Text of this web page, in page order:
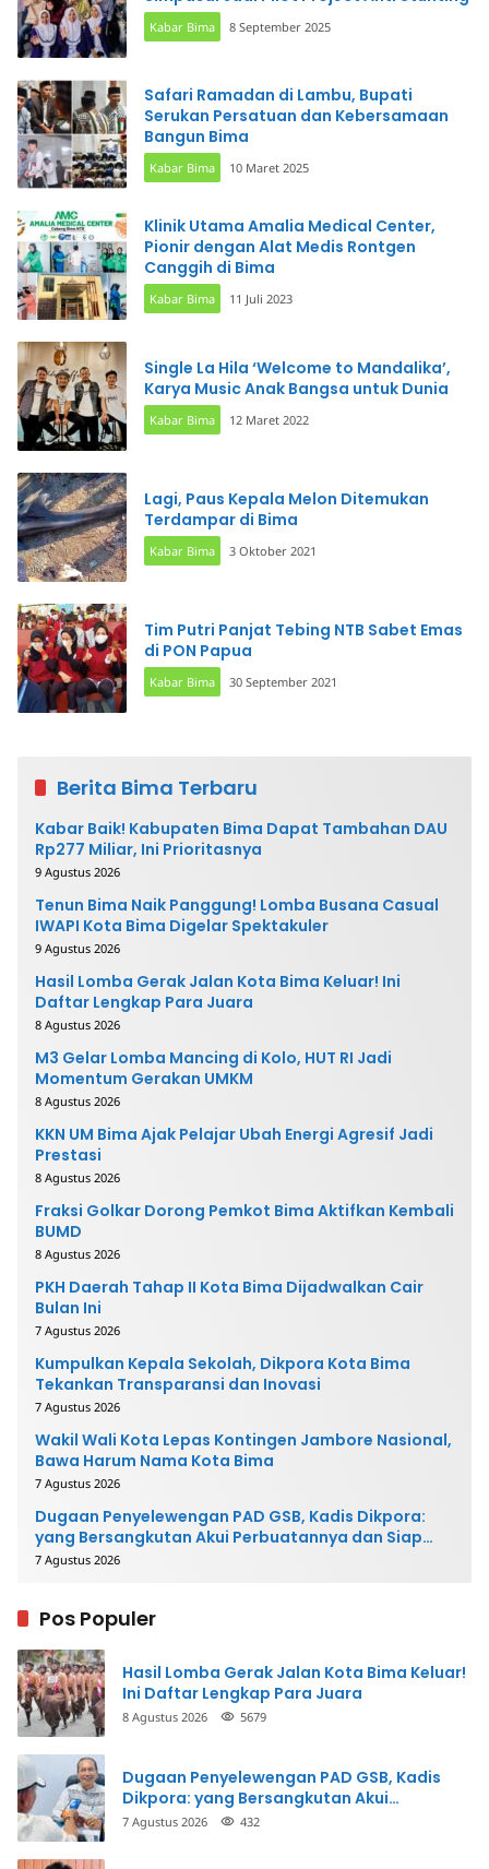
Kabar Bima 8 September 2025
Safari Ramadan di Lambu, Bupati
Serukan Persatuan dan Kebersamaan
Bangun Bima
Kabar Bima 10 Maret 2025
Klinik Utama Amalia Medical Center,
Pionir dengan Alat Medis Rontgen
Canggih di Bima
Kabar Bima 11 Juli 2023
Single La Hila ‘Welcome to Mandalika’,
Karya Music Anak Bangsa untuk Dunia
Kabar Bima 12 Maret 2022
Lagi, Paus Kepala Melon Ditemukan
Terdampar di Bima
Kabar Bima 3 Oktober 2021
Tim Putri Panjat Tebing NTB Sabet Emas
di PON Papua
Kabar Bima 30 September 2021
Berita Bima Terbaru
Kabar Baik! Kabupaten Bima Dapat Tambahan DAU
Rp277 Miliar, Ini Prioritasnya
9 Agustus 2026
Tenun Bima Naik Panggung! Lomba Busana Casual
IWAPI Kota Bima Digelar Spektakuler
9 Agustus 2026
Hasil Lomba Gerak Jalan Kota Bima Keluar! Ini
Daftar Lengkap Para Juara
8 Agustus 2026
M3 Gelar Lomba Mancing di Kolo, HUT RI Jadi
Momentum Gerakan UMKM
8 Agustus 2026
KKN UM Bima Ajak Pelajar Ubah Energi Agresif Jadi
Prestasi
8 Agustus 2026
Fraksi Golkar Dorong Pemkot Bima Aktifkan Kembali
BUMD
8 Agustus 2026
PKH Daerah Tahap II Kota Bima Dijadwalkan Cair
Bulan Ini
7 Agustus 2026
Kumpulkan Kepala Sekolah, Dikpora Kota Bima
Tekankan Transparansi dan Inovasi
7 Agustus 2026
Wakil Wali Kota Lepas Kontingen Jambore Nasional,
Bawa Harum Nama Kota Bima
7 Agustus 2026
Dugaan Penyelewengan PAD GSB, Kadis Dikpora:
yang Bersangkutan Akui Perbuatannya dan Siap
Mengembalikan Uang
7 Agustus 2026
Pos Populer
Hasil Lomba Gerak Jalan Kota Bima Keluar!
Ini Daftar Lengkap Para Juara
8 Agustus 2026 5679
Dugaan Penyelewengan PAD GSB, Kadis
Dikpora: yang Bersangkutan Akui
Perbuatannya dan Siap Mengembalikan
7 Agustus 2026 432